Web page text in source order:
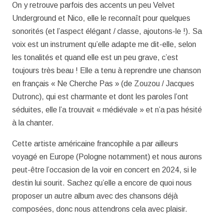
On y retrouve parfois des accents un peu Velvet
Underground et Nico, elle le reconnaît pour quelques
sonorités (et l’aspect élégant / classe, ajoutons-le !). Sa
voix est un instrument qu’elle adapte me dit-elle, selon
les tonalités et quand elle est un peu grave, c’est
toujours très beau ! Elle a tenu à reprendre une chanson
en français « Ne Cherche Pas » (de Zouzou / Jacques
Dutronc), qui est charmante et dont les paroles l’ont
séduites, elle l’a trouvait « médiévale » et n’a pas hésité
à la chanter.
Cette artiste américaine francophile a par ailleurs
voyagé en Europe (Pologne notamment) et nous aurons
peut-être l’occasion de la voir en concert en 2024, si le
destin lui sourit. Sachez qu’elle a encore de quoi nous
proposer un autre album avec des chansons déjà
composées, donc nous attendrons cela avec plaisir.